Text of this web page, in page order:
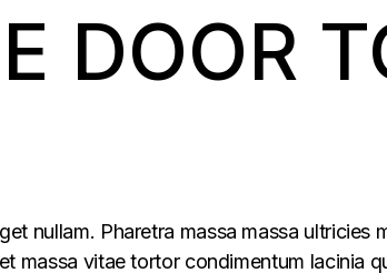
DOOR
nullam. Pharetra massa massa ultricies
massa vitae tortor condimentum lacinia